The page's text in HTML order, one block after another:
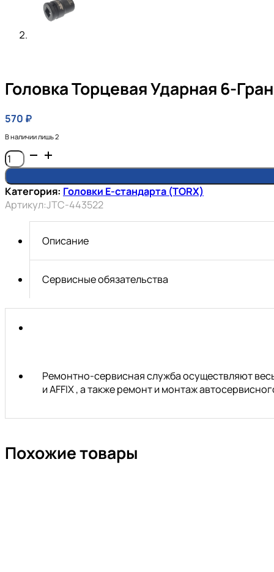
Головка Торцевая Ударная 6-
570 ₽
В наличии лишь 2
Количество
товара
Головка
торцевая
ударная
гранная
E22
Категория: Головки E-стандарта (TORX)
Артикул:JTC-443522
Описание
Сервисные обязательства
Ремонтно-сервисная служба осуществляют
и AFFIX , а также ремонт и монтаж
Похожие товары